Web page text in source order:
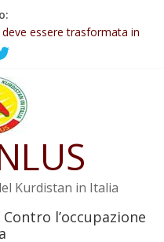
contro i crimini di guerra
essere trasformata in
tutelare Abdullah
è di nuovo sotto minaccia
Rêber Apo ostacolerebbe
Kurdistan in Italia
Contro l’occupazione